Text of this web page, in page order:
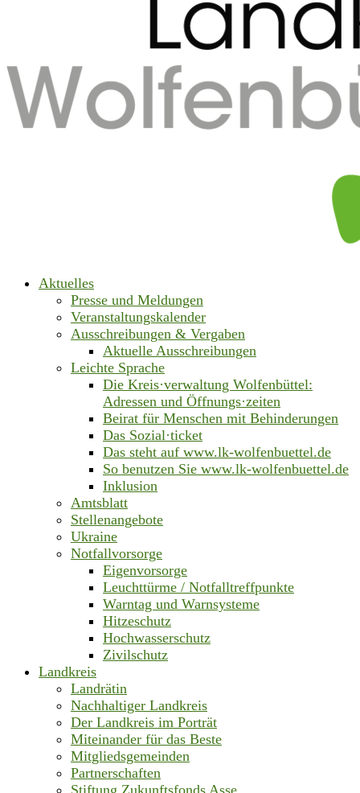
Aktuelles
Presse und Meldungen
Veranstaltungskalender
Ausschreibungen & Vergaben
Aktuelle Ausschreibungen
Leichte Sprache
Die Kreis·verwaltung Wolfenbüttel:
Adressen und Öffnungs·zeiten
Beirat für Menschen mit Behinderungen
Das Sozial·ticket
Das steht auf www.lk-wolfenbuettel.de
So benutzen Sie www.lk-wolfenbuettel.de
Inklusion
Amtsblatt
Stellenangebote
Ukraine
Notfallvorsorge
Eigenvorsorge
Leuchttürme / Notfalltreffpunkte
Warntag und Warnsysteme
Hitzeschutz
Hochwasserschutz
Zivilschutz
Landkreis
Landrätin
Nachhaltiger Landkreis
Der Landkreis im Porträt
Miteinander für das Beste
Mitgliedsgemeinden
Partnerschaften
Stiftung Zukunftsfonds Asse